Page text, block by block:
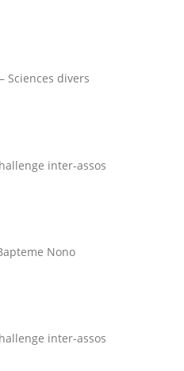
Sciences divers
inter-assos
Nono
inter-assos